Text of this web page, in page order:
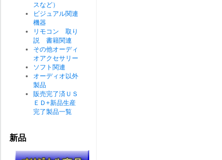
スなど）
ビジュアル関連
機器
リモコン 取り
説 書籍関連
その他オーディ
オアクセサリー
ソフト関連
オーディオ以外
製品
販売完了済ＵＳ
ＥＤ+新品生産
完了製品一覧
新品